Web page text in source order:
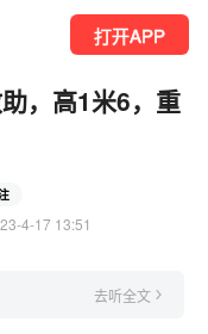
打开APP
，高1米6，重
4-17 13:51
去听全文